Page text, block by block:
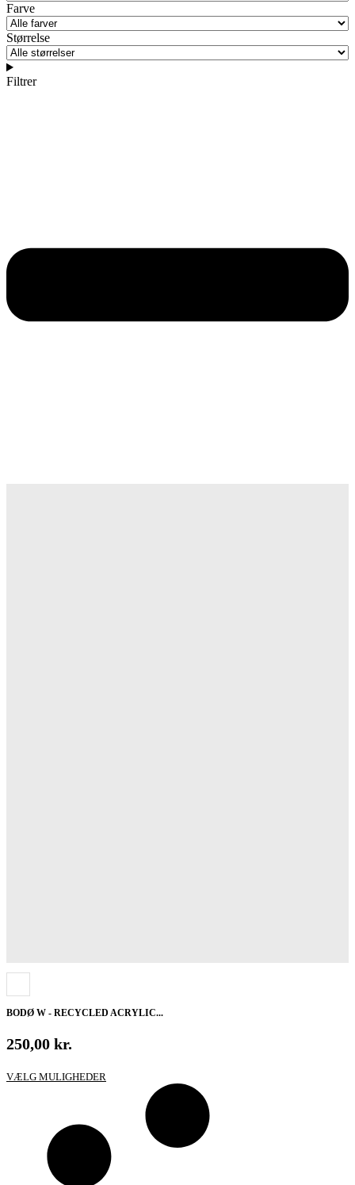
Farve
Størrelse
Filtrer
BODØ W - RECYCLED ACRYLIC...
250,00 kr.
VÆLG MULIGHEDER
varianter.
Mulighederne
kan
vælges